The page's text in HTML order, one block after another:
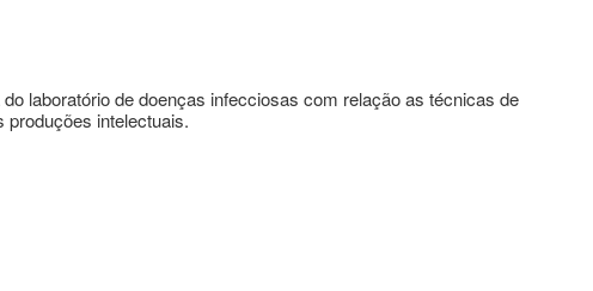
laboratório de doenças infecciosas com relação as técnicas de
intelectuais.